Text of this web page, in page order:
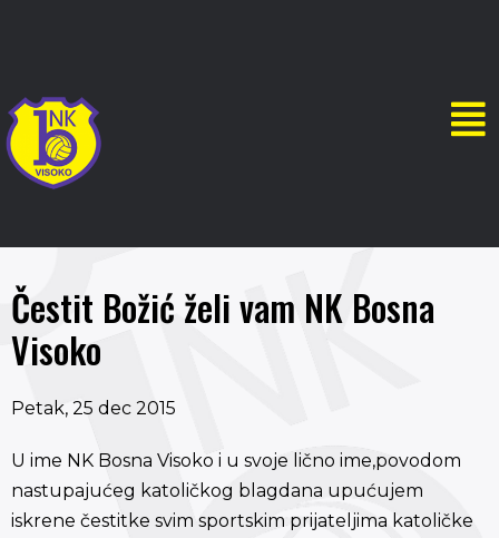
Čestit Božić želi vam NK Bosna
Visoko
Petak, 25 dec 2015
U ime NK Bosna Visoko i u svoje lično ime,povodom
nastupajućeg katoličkog blagdana upućujem
iskrene čestitke svim sportskim prijateljima katoličke